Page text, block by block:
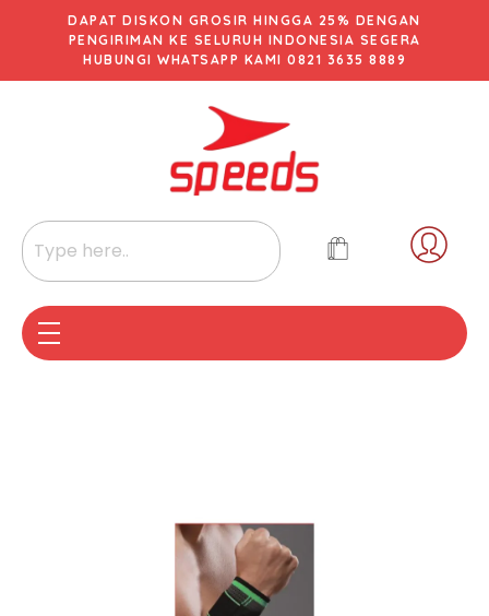
DAPAT DISKON GROSIR HINGGA 25% DENGAN
PENGIRIMAN KE SELURUH INDONESIA SEGERA
HUBUNGI WHATSAPP KAMI 0821 3635 8889